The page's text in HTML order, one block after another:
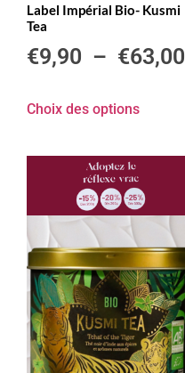
Label Impérial Bio- Kusmi
Tea
€9,90 – €63,00
Choix des options